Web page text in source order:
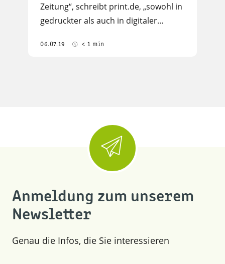
Zeitung“, schreibt print.de, „sowohl in
gedruckter als auch in digitaler…
06.07.19 < 1 min
Anmeldung zum unserem
Newsletter
Genau die Infos, die Sie interessieren